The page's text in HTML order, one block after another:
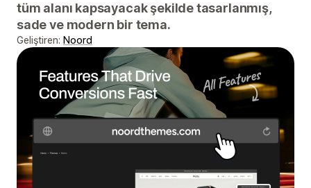
tüm alanı kapsayacak şekilde tasarlanmış,
sade ve modern bir tema.
Geliştiren: Noord